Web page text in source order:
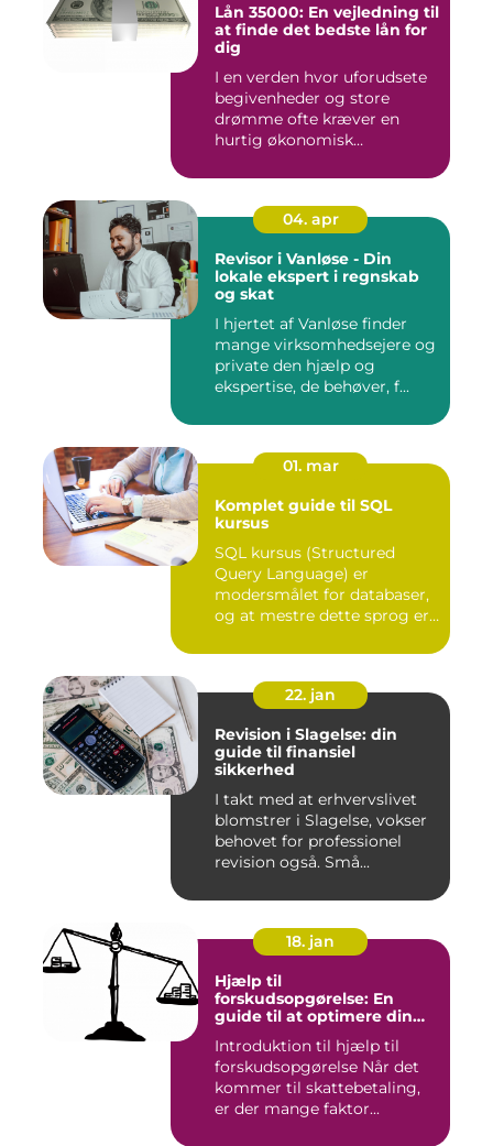
Lån 35000: En vejledning til
at finde det bedste lån for
dig
I en verden hvor uforudsete
begivenheder og store
drømme ofte kræver en
hurtig økonomisk
04. apr
Revisor i Vanløse - Din
lokale ekspert i regnskab
og skat
I hjertet af Vanløse finder
mange virksomhedsejere og
private den hjælp og
ekspertise, de behøver, f...
01. mar
Komplet guide til SQL
kursus
SQL kursus (Structured
Query Language) er
modersmålet for databaser,
og at mestre dette sprog er
22. jan
Revision i Slagelse: din
guide til finansiel
sikkerhed
I takt med at erhvervslivet
blomstrer i Slagelse, vokser
behovet for professionel
revision også. Små...
18. jan
Hjælp til
forskudsopgørelse: En
guide til at optimere din
Introduktion til hjælp til
forskudsopgørelse Når det
kommer til skattebetaling,
er der mange faktor...